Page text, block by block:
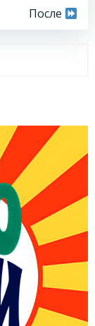
После